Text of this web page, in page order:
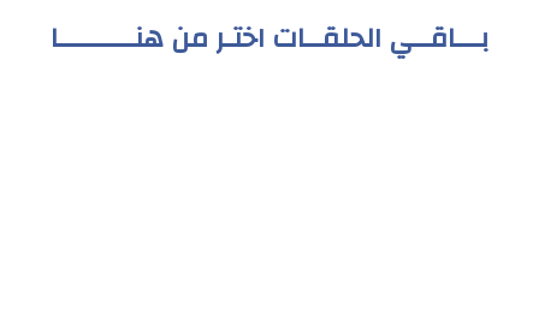
بـــاقــي الحلقــات اختـر من هنـــــــــا